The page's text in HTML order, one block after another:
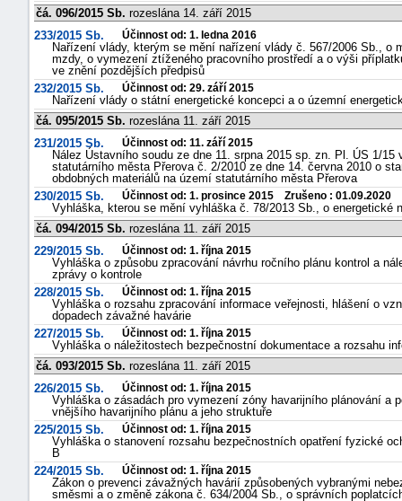
čá. 096/2015 Sb. rozeslána 14. září 2015
233/2015 Sb.
Účinnost od: 1. ledna 2016
Nařízení vlády, kterým se mění nařízení vlády č. 567/2006 Sb., o
mzdy, o vymezení ztíženého pracovního prostředí a o výši
ve znění pozdějších předpisů
232/2015 Sb.
Účinnost od: 29. září 2015
Nařízení vlády o státní energetické koncepci a o územní
čá. 095/2015 Sb. rozeslána 11. září 2015
231/2015 Sb.
Účinnost od: 11. září 2015
Nález Ústavního soudu ze dne 11. srpna 2015 sp. zn. Pl. ÚS 1/
statutárního města Přerova č. 2/2010 ze dne 14. června 2010 o
obdobných materiálů na území statutárního města Přerova
230/2015 Sb.
Účinnost od: 1. prosince 2015 Zrušeno : 01.09.2020
Vyhláška, kterou se mění vyhláška č. 78/2013 Sb., o energetické
čá. 094/2015 Sb. rozeslána 11. září 2015
229/2015 Sb.
Účinnost od: 1. října 2015
Vyhláška o způsobu zpracování návrhu ročního plánu kontrol a
zprávy o kontrole
228/2015 Sb.
Účinnost od: 1. října 2015
Vyhláška o rozsahu zpracování informace veřejnosti, hlášení o
dopadech závažné havárie
227/2015 Sb.
Účinnost od: 1. října 2015
Vyhláška o náležitostech bezpečnostní dokumentace a rozsahu
čá. 093/2015 Sb. rozeslána 11. září 2015
226/2015 Sb.
Účinnost od: 1. října 2015
Vyhláška o zásadách pro vymezení zóny havarijního plánování a
vnějšího havarijního plánu a jeho struktuře
225/2015 Sb.
Účinnost od: 1. října 2015
Vyhláška o stanovení rozsahu bezpečnostních opatření fyzické
B
224/2015 Sb.
Účinnost od: 1. října 2015
Zákon o prevenci závažných havárií způsobených vybranými
směsmi a o změně zákona č. 634/2004 Sb., o správních